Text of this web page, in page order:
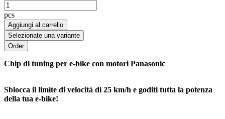
pcs
Aggiungi al carrello
Selezionate una variante
Chip di tuning per e-bike con motori Panasonic
Sblocca il limite di velocità di 25 km/h e goditi tutta la potenza
della tua e-bike!